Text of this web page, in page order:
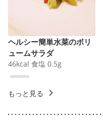
ヘルシー簡単水菜のボリ
ュームサラダ
46kcal 食塩 0.5g
もっと見る